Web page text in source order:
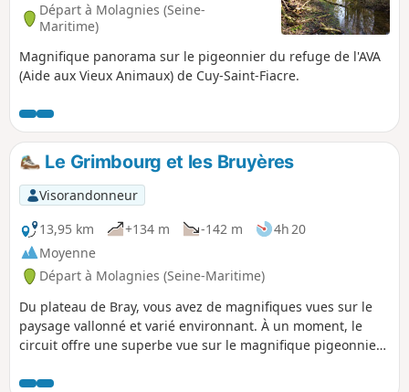
Départ à Molagnies (Seine-
Maritime)
Magnifique panorama sur le pigeonnier du refuge de l'AVA
(Aide aux Vieux Animaux) de Cuy-Saint-Fiacre.
Le Grimbourg et les Bruyères
Visorandonneur
13,95 km
+134 m -142 m
4h 20
Moyenne
Départ à Molagnies (Seine-Maritime)
Du plateau de Bray, vous avez de magnifiques vues sur le
paysage vallonné et varié environnant. À un moment, le
circuit offre une superbe vue sur le magnifique pigeonnier
association qui vient en aide aux vieux animaux.